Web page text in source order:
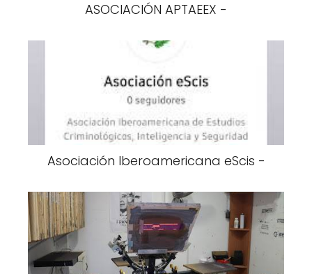
ASOCIACIÓN APTAEEX -
Asociación Iberoamericana eScis -